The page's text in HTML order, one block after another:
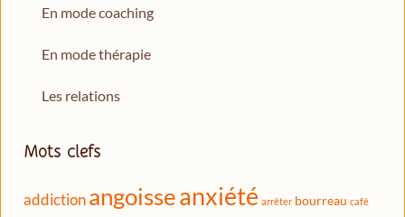
En mode coaching
En mode thérapie
Les relations
Mots clefs
addictionangoisseanxiété arrêter bourreau café